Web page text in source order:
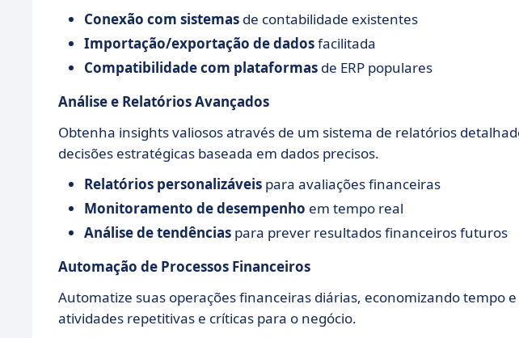
Conexão com sistemas de contabilidade existentes
Importação/exportação de dadosfacilitada
Compatibilidade com plataformas de ERP populares
Análise e Relatórios Avançados
Obtenha insights valiosos através de um sistema de relatórios
decisões estratégicas baseada em dados precisos.
Relatórios personalizáveis para avaliações financeiras
Monitoramento de desempenho em tempo real
Análise de tendências para prever resultados financeiros futuros
Automação de Processos Financeiros
Automatize suas operações financeiras diárias, economizando tempo
atividades repetitivas e críticas para o negócio.